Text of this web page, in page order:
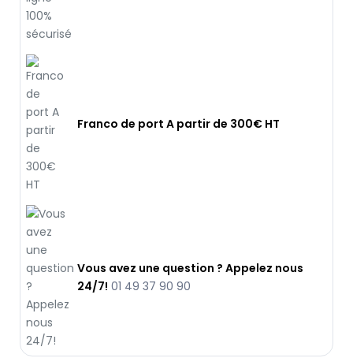
Franco de port A partir de 300€ HT
Vous avez une question ? Appelez nous
24/7! 01 49 37 90 90